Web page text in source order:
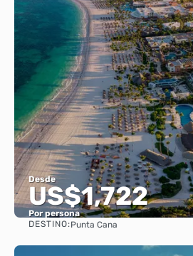
Desde
US$1,722
Por persona
DESTINO:Punta Cana